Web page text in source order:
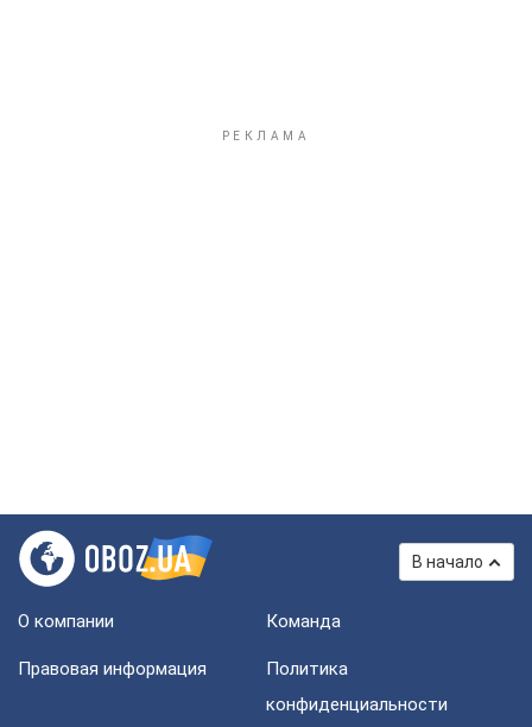
В начало
О компании Команда
Правовая информация
Политика
конфиденциальности